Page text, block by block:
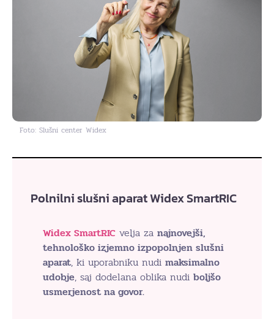
Foto: Slušni center Widex
Polnilni slušni aparat Widex SmartRIC
Widex SmartRIC velja za najnovejši,
tehnološko izjemno izpopolnjen slušni
aparat, ki uporabniku nudi maksimalno
udobje, saj dodelana oblika nudi boljšo
usmerjenost na govor.